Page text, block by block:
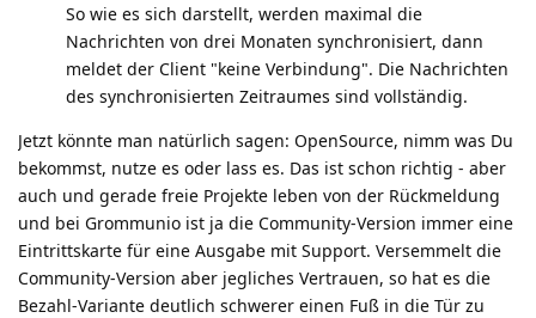
So wie es sich darstellt, werden maximal die
Nachrichten von drei Monaten synchronisiert, dann
meldet der Client "keine Verbindung". Die Nachrichten
des synchronisierten Zeitraumes sind vollständig.
Jetzt könnte man natürlich sagen: OpenSource, nimm was Du
bekommst, nutze es oder lass es. Das ist schon richtig - aber
auch und gerade freie Projekte leben von der Rückmeldung
und bei Grommunio ist ja die Community-Version immer eine
Eintrittskarte für eine Ausgabe mit Support. Versemmelt die
Community-Version aber jegliches Vertrauen, so hat es die
Bezahl-Variante deutlich schwerer einen Fuß in die Tür zu